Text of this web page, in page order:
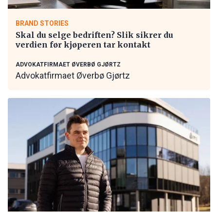
BRAND STORIES
Skal du selge bedriften? Slik sikrer du
verdien før kjøperen tar kontakt
ADVOKATFIRMAET ØVERBØ GJØRTZ
Advokatfirmaet Øverbø Gjørtz